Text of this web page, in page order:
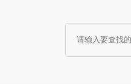
产品推荐